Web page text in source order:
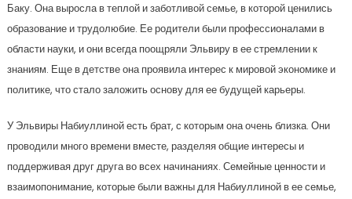
Баку. Она выросла в теплой и заботливой семье, в которой ценились
образование и трудолюбие. Ее родители были профессионалами в
области науки, и они всегда поощряли Эльвиру в ее стремлении к
знаниям. Еще в детстве она проявила интерес к мировой экономике и
политике, что стало заложить основу для ее будущей карьеры.
У Эльвиры Набиуллиной есть брат, с которым она очень близка. Они
проводили много времени вместе, разделяя общие интересы и
поддерживая друг друга во всех начинаниях. Семейные ценности и
взаимопонимание, которые были важны для Набиуллиной в ее семье,